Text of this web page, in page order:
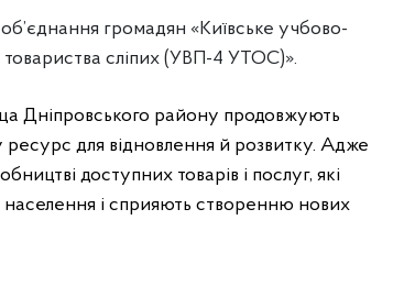
громадян «Київське учбово-
сліпих (УВП-4 УТОС)».
Дніпровського району продовжують
ресурс для відновлення й розвитку. Адже
доступних товарів і послуг, які
і сприяють створенню нових